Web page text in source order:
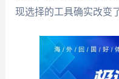
现选择的工具确实改变